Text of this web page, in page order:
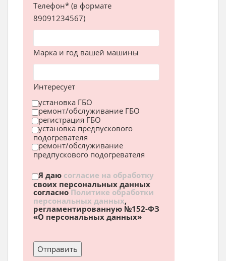
Телефон* (в формате
89091234567)
Марка и год вашей машины
Интересует
установка ГБО
ремонт/обслуживание ГБО
регистрация ГБО
установка предпускового
подогревателя
ремонт/обслуживание
предпускового подогревателя
Я даю согласие на обработку
своих персональных данных
согласноПолитике обработки
персональных данных,
регламентированную №152-ФЗ
«О персональных данных»